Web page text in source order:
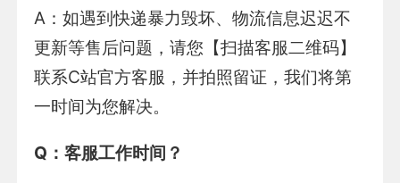
A：如遇到快递暴力毁坏、物流信息迟迟不
更新等售后问题，请您【扫描客服二维码】
联系C站官方客服，并拍照留证，我们将第
一时间为您解决。
Q ：客服工作时间？